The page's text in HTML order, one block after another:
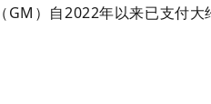
GM）自2022年以来已支付大